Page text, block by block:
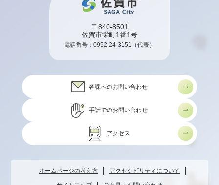
〒840-8501
佐賀市栄町1番1号
電話番号： 0952-24-3151 （代表）
各課へのお問い合わせ
手話でのお問い合わせ
アクセス
ホームページの考え方 アクセシビリティについて